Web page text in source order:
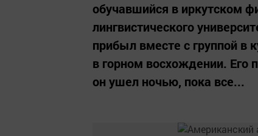
обучавшийся в иркутском
лингвистического
прибыл вместе с группой в
в горном восхождении. Его
он ушел ночью, пока все...